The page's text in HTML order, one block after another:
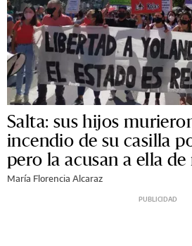
Salta: sus hijos
incendio de su casilla
pero la acusan a ella
María Florencia Alcaraz